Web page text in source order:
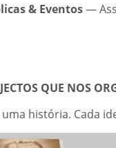
& Eventos—
QUE NOS
uma história. Cada